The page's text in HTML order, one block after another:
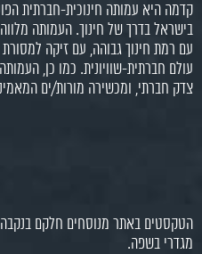
קדמה היא עמותה חינוכית-חברתית
בישראל בדרך של חינוך. העמותה
עם רמת חינוך גבוהה, עם זיקה
עולם חברתית-שוויונית. כמו כן,
צדק חברתי, ומכשירה מורות/ים
הטקסטים באתר מנוסחים חלקם בנקבה
מגדרי בשפה.